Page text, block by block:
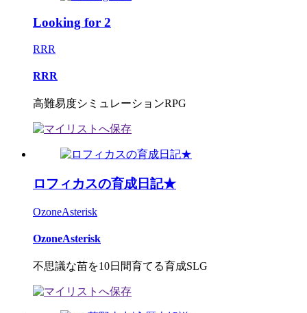
Looking for 2
RRR
RRR
高難易度シミュレーションRPG
ロフィカスの育成日記★
OzoneAsterisk
OzoneAsterisk
不思議な苗を10日間育てる育成SLG